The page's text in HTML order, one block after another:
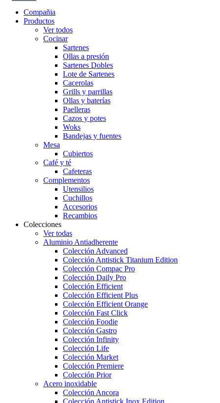
Compañia
Productos
Ver todos
Cocinar
Sartenes
Ollas a presión
Sartenes Dobles
Lote de Sartenes
Cacerolas
Grills y parrillas
Ollas y baterías
Paelleras
Cazos y potes
Woks
Bandejas y fuentes
Mesa
Cubiertos
Café y té
Cafeteras
Complementos
Utensilios
Cuchillos
Accesorios
Recambios
Colecciones
Ver todas
Aluminio Antiadherente
Colección Advanced
Colección Antistick Titanium Edition
Colección Compac Pro
Colección Daily Pro
Colección Efficient
Colección Efficient Plus
Colección Efficient Orange
Colección Fast Click
Colección Foodie
Colección Gastro
Colección Infinity
Colección Life
Colección Market
Colección Premiere
Colección Prior
Acero inoxidable
Colección Ancora
Colección Antistick Inox Edition